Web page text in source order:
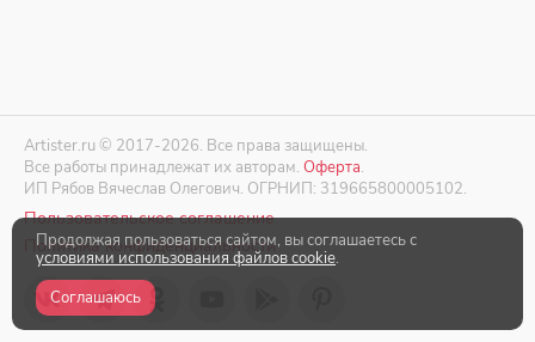
Artister.ru © 2017-2026. Все права защищены.
Все работы принадлежат их авторам. Оферта.
ИП Рябов Вячеслав Олегович. ОГРНИП: 319665800005102.
Пользовательское соглашение
Политика конфиденциальности
Продолжая пользоваться сайтом, вы соглашаетесь с
условиями использования файлов cookie.
Соглашаюсь